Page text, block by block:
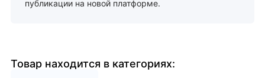
публикации на новой платформе.
Товар находится в категориях: